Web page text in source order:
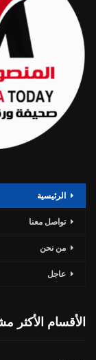
الرئيسية
تواصل معنا
من نحن
عاجل
الأقسام الأكثر